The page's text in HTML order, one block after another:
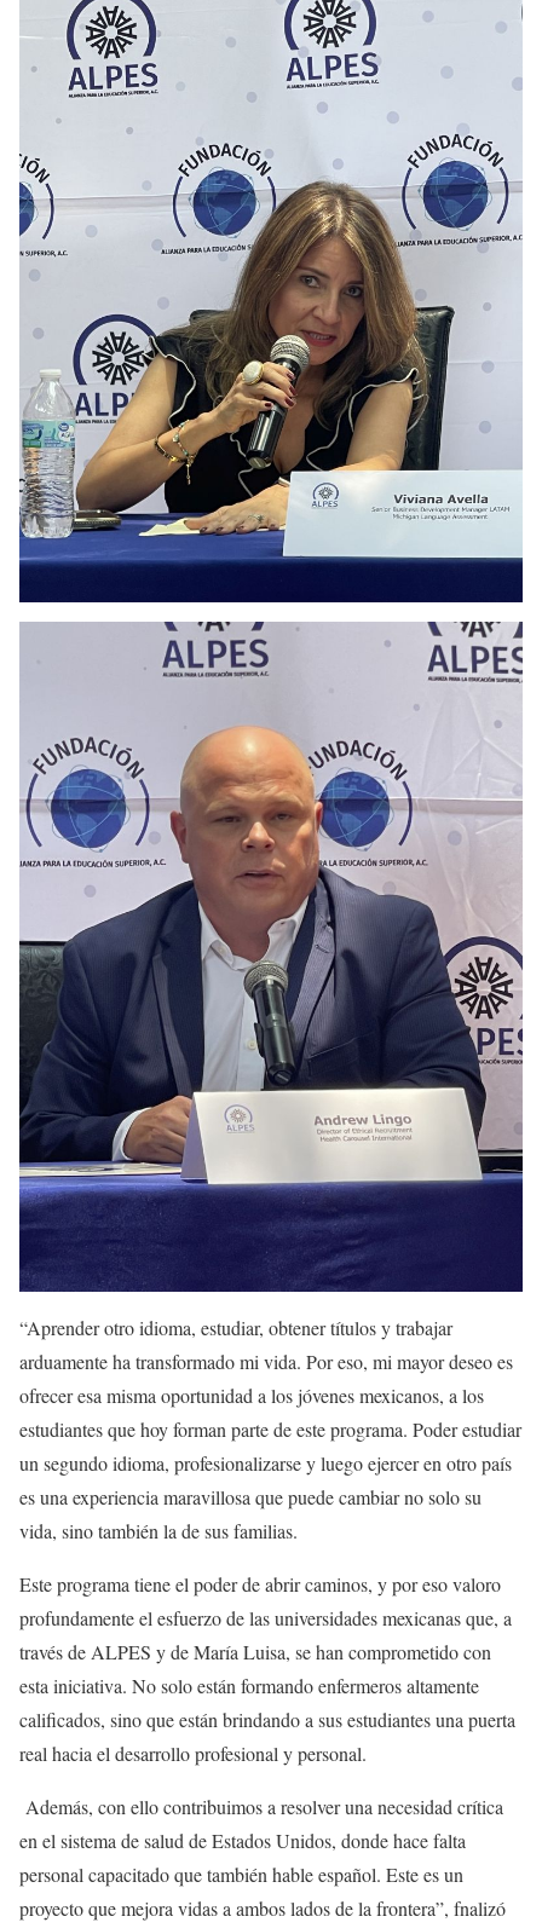
“Aprender otro idioma, estudiar, obtener títulos y trabajar
arduamente ha transformado mi vida. Por eso, mi mayor deseo es
ofrecer esa misma oportunidad a los jóvenes mexicanos, a los
estudiantes que hoy forman parte de este programa. Poder estudiar
un segundo idioma, profesionalizarse y luego ejercer en otro país
es una experiencia maravillosa que puede cambiar no solo su
vida, sino también la de sus familias.
Este programa tiene el poder de abrir caminos, y por eso valoro
profundamente el esfuerzo de las universidades mexicanas que, a
través de ALPES y de María Luisa, se han comprometido con
esta iniciativa. No solo están formando enfermeros altamente
calificados, sino que están brindando a sus estudiantes una puerta
real hacia el desarrollo profesional y personal.
Además, con ello contribuimos a resolver una necesidad crítica
en el sistema de salud de Estados Unidos, donde hace falta
personal capacitado que también hable español. Este es un
proyecto que mejora vidas a ambos lados de la frontera”, fnalizó